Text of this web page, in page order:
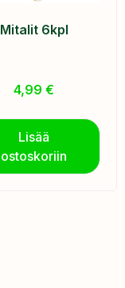
Mitalit 6kpl
4,99 €
Lisää
ostoskoriin